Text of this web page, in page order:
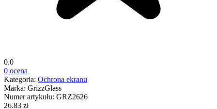
0.0
0 ocena
Kategoria: Ochrona ekranu
Marka: GrizzGlass
Numer artykułu: GRZ2626
26.83 zł